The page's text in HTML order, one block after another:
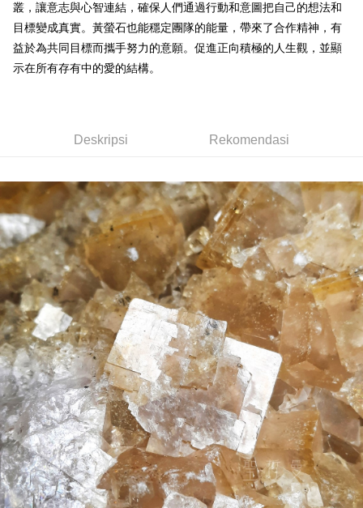
NT$80/pesanan | Penghantaran percuma untuk pesanan
NT$3,000 atau lebih
NT$3,000 atau lebih
NT$80/pesanan | Penghantaran percuma untuk pesanan
NT$3,000 atau lebih
郵局幫你送（離島）
NT$80/pesanan | Penghantaran percuma untuk pesanan
NT$3,000 atau lebih
付款後門市自取
Penghantaran percuma
叢，讓意志與心智連結，確保人們通過行動和意圖把自己的想法和
目標變成真實。黃螢石也能穩定團隊的能量，帶來了合作精神，有
益於為共同目標而攜手努力的意願。促進正向積極的人生觀，並顯
示在所有存有中的愛的結構。
Deskripsi Rekomendasi